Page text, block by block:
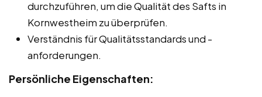
durchzuführen, um die Qualität des Safts in
Kornwestheim zu überprüfen.
Verständnis für Qualitätsstandards und -
anforderungen.
Persönliche Eigenschaften: